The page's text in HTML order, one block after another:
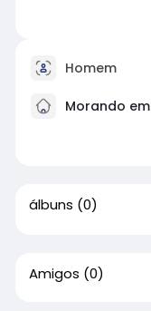
Homem
Morando em
álbuns (0)
Amigos (0)